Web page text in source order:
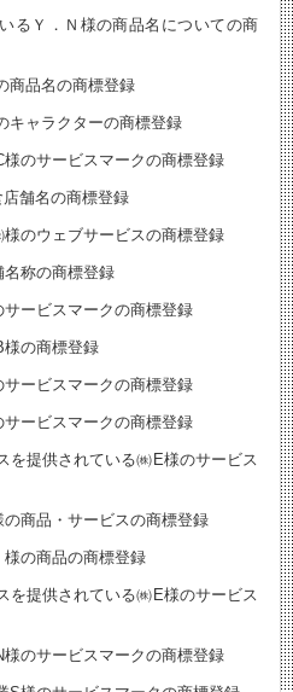
るＹ．Ｎ様の商品名についての商
商品名の商標登録
キャラクターの商標登録
のサービスマークの商標登録
舗名の商標登録
のウェブサービスの商標登録
称の商標登録
ービスマークの商標登録
の商標登録
ービスマークの商標登録
ービスマークの商標登録
を提供されている㈱E様のサービス
商品・サービスの商標登録
の商品の商標登録
を提供されている㈱E様のサービス
のサービスマークの商標登録